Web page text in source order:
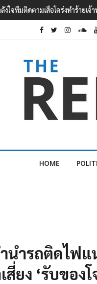
ม’ รวมตัวคัดค้าน ‘มิน ออง ไลง์’
HOME
นำรถติดไฟ
ยง ‘รับของโ